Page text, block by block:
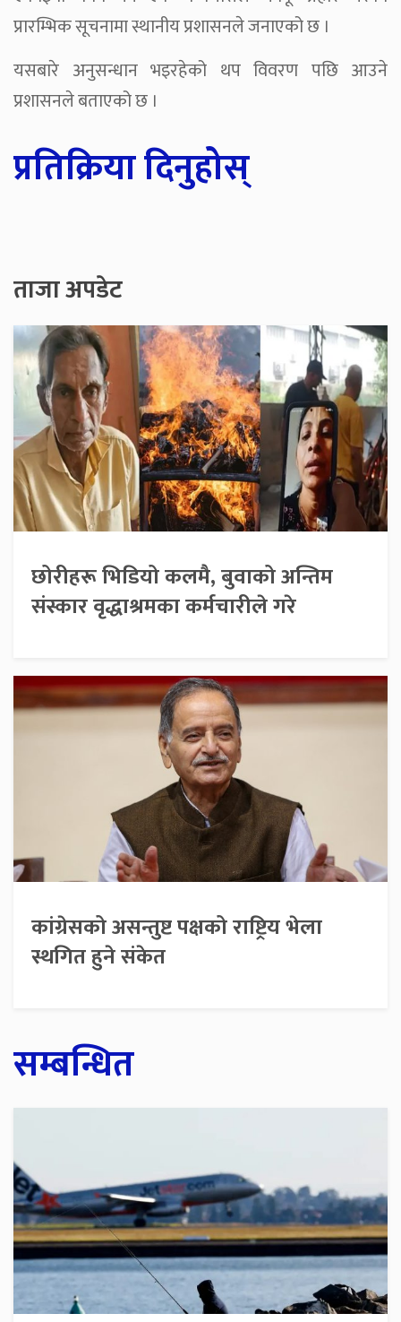
प्रारम्भिक सूचनामा स्थानीय प्रशासनले जनाएको छ ।
यसबारे अनुसन्धान भइरहेको थप विवरण पछि आउने
प्रशासनले बताएको छ ।
प्रतिक्रिया दिनुहोस्
ताजा अपडेट
छोरीहरू भिडियो कलमै, बुवाको अन्तिम
संस्कार वृद्धाश्रमका कर्मचारीले गरे
कांग्रेसको असन्तुष्ट पक्षको राष्ट्रिय भेला
स्थगित हुने संकेत
सम्बन्धित